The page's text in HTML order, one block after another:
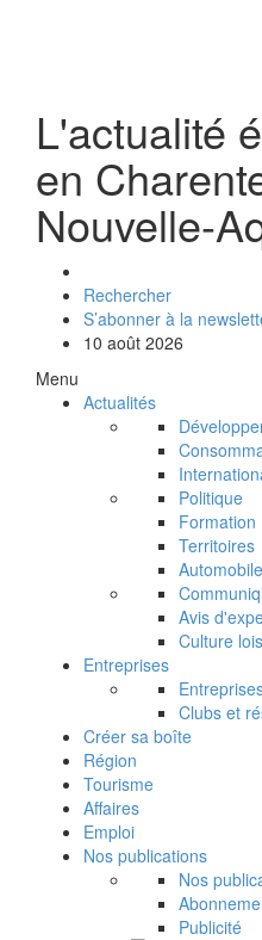
L'actualité
en
Nouvelle-
Rechercher
S’abonner à la
10 août 2026
Menu
Actualités
Politique
Formation
Territoires
Automobile
Avis
Culture
Entreprises
Clubs et
Créer sa boîte
Région
Tourisme
Affaires
Emploi
Nos publications
Nos
Publicité